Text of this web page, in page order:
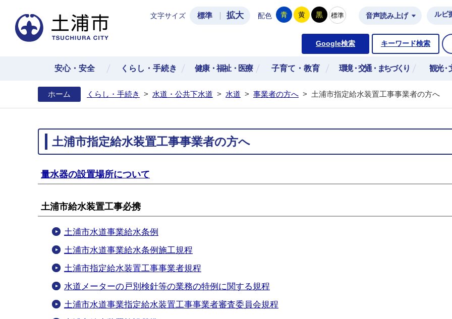
土浦市公式ホームページ
文字サイズ 標準 拡大 配色 青 黄 黒 標準 音声読み上げ ルビ
Google検索 キーワード検索
安心・安全 くらし・手続き 健康・福祉・医療 子育て・教育 環境・交通・まちづくり 観光・
ホーム くらし・手続き > 水道・公共下水道 > 水道 > 事業者の方へ > 土浦市指定給水装置工事事業者の方へ
土浦市指定給水装置工事事業者の方へ
量水器の設置場所について
土浦市給水装置工事必携
土浦市水道事業給水条例
土浦市水道事業給水条例施工規程
土浦市指定給水装置工事事業者規程
水道メーターの戸別検針等の業務の特例に関する規程
土浦市水道事業指定給水装置工事事業者審査委員会規程